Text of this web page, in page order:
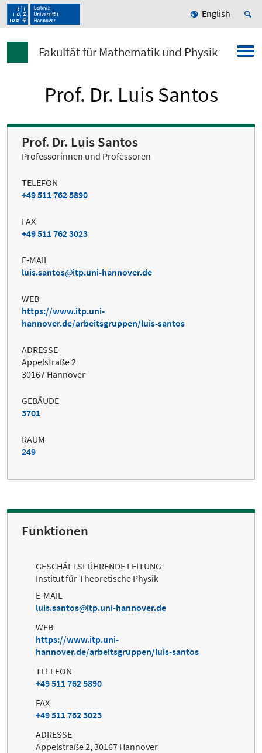
English
Fakultät für Mathematik und Physik
Prof. Dr. Luis Santos
Prof. Dr. Luis Santos
Professorinnen und Professoren
TELEFON
+49 511 762 5890
FAX
+49 511 762 3023
E-MAIL
luis.santos
itp.uni-hannover.de
WEB
https://www.itp.uni-
hannover.de/arbeitsgruppen/luis-santos
ADRESSE
Appelstraße 2
30167 Hannover
GEBÄUDE
3701
RAUM
249
Funktionen
GESCHÄFTSFÜHRENDE LEITUNG
Institut für Theoretische Physik
E-MAIL
luis.santos
itp.uni-hannover.de
WEB
https://www.itp.uni-
hannover.de/arbeitsgruppen/luis-santos
TELEFON
+49 511 762 5890
FAX
+49 511 762 3023
ADRESSE
Appelstraße 2, 30167 Hannover